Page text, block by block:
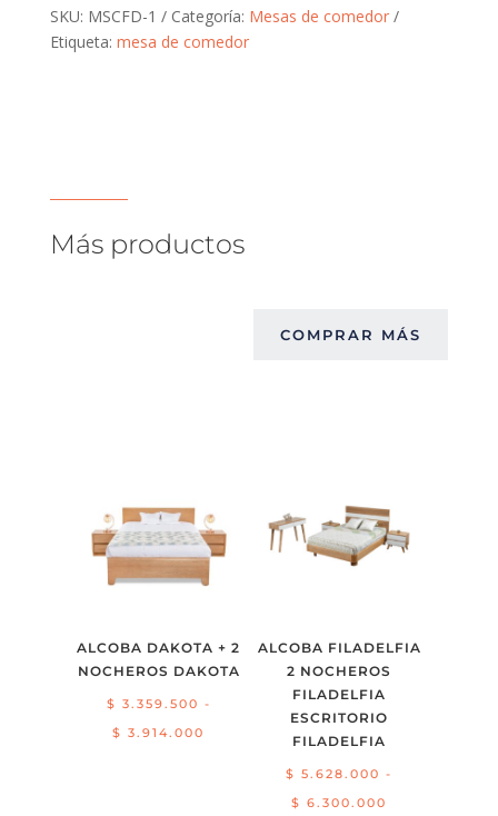
SKU: MSCFD-1 Categoría: Mesas de comedor
Etiqueta: mesa de comedor
Más productos
COMPRAR MÁS
ALCOBA DAKOTA + 2
NOCHEROS DAKOTA
$ 3.359.500 -
$ 3.914.000
ALCOBA FILADELFIA
2 NOCHEROS
FILADELFIA
ESCRITORIO
FILADELFIA
$ 5.628.000 -
$ 6.300.000